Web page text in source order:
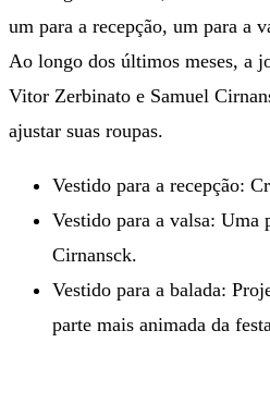
um para a recepção, um para a
Ao longo dos últimos meses, a
Vitor Zerbinato e Samuel
ajustar suas roupas.
Vestido para a recepção:
Vestido para a valsa: Uma
Cirnansck.
Vestido para a balada:
parte mais animada da